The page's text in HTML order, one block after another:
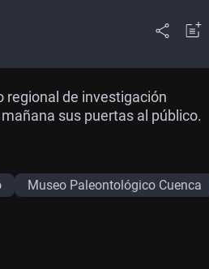
regional de investigación
sus puertas al público.
Museo Paleontológico Cuenca